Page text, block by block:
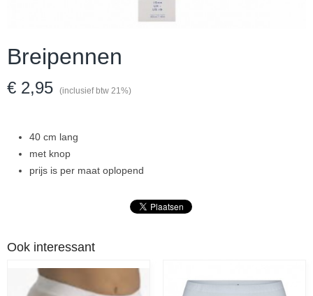
Breipennen
€ 2,95 (inclusief btw 21%)
40 cm lang
met knop
prijs is per maat oplopend
Ook interessant